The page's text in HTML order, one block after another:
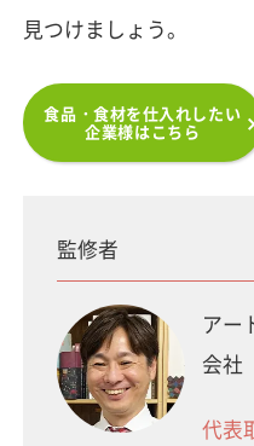
見つけましょう。
食品・食材を仕入れしたい
企業様はこちら
監修者
アー
会社
代表